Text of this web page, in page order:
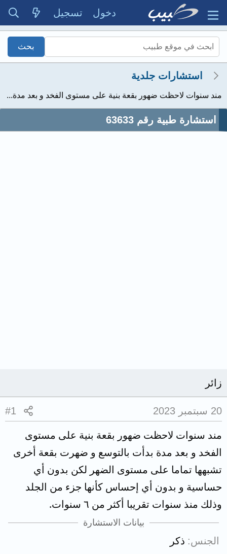
دخول تسجيل
استشارات جلدية
مند سنوات لاحظت ضهور بقعة بنية على مستوى الفخد و بعد مدة...
استشارة طبية رقم 63633
زائر
20 سبتمبر 2023 #1
مند سنوات لاحظت ضهور بقعة بنية على مستوى
الفخد و بعد مدة بدأت بالتوسع و ضهرت بقعة أخرى
تشبهها تماما على مستوى الضهر لكن بدون أي
حساسية و بدون أي إحساس كأنها جزء من الجلد
وذلك منذ سنوات تقريبا أكثر من ٦ سنوات.
بيانات الاستشارة
الجنس ذكر